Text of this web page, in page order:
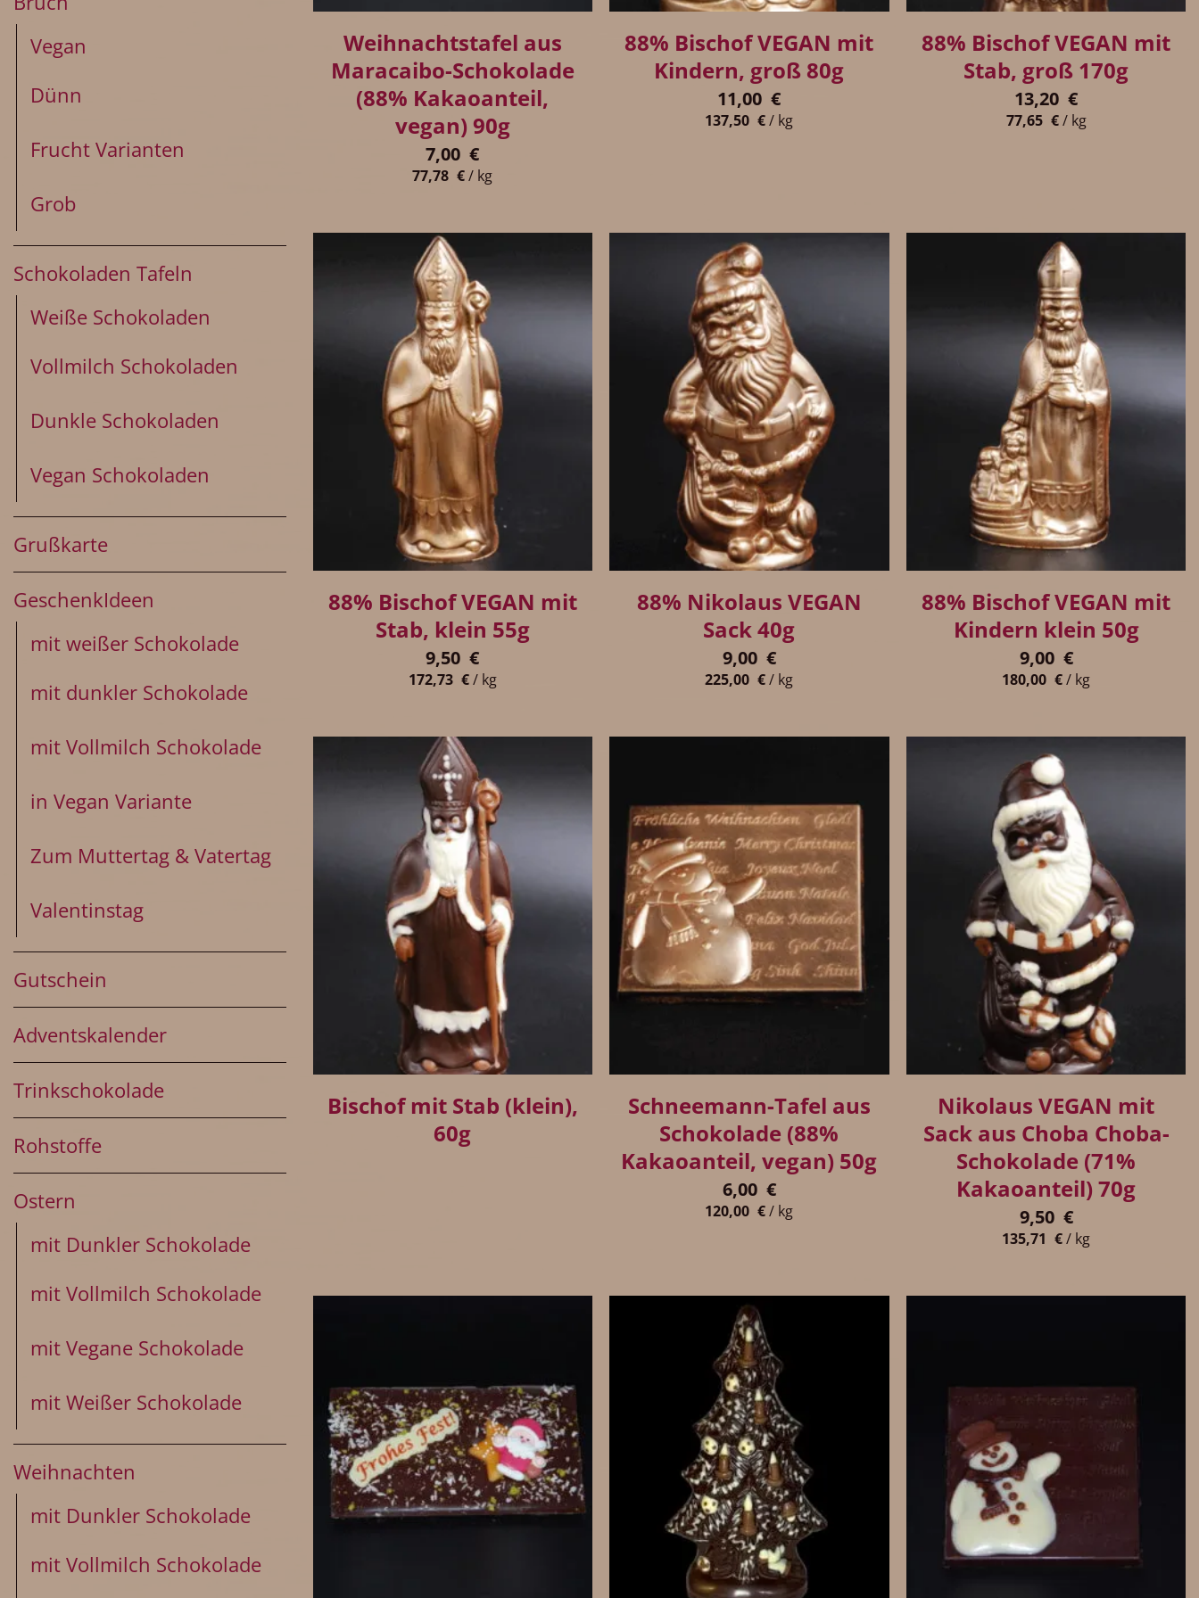
Vegan
Dünn
Frucht Varianten
Grob
Schokoladen Tafeln
Weiße Schokoladen
Vollmilch Schokoladen
Dunkle Schokoladen
Vegan Schokoladen
Grußkarte
GeschenkIdeen
mit weißer Schokolade
mit dunkler Schokolade
mit Vollmilch Schokolade
in Vegan Variante
Zum Muttertag & Vatertag
Valentinstag
Gutschein
Adventskalender
Trinkschokolade
Rohstoffe
Ostern
mit Dunkler Schokolade
mit Vollmilch Schokolade
mit Vegane Schokolade
mit Weißer Schokolade
Weihnachten
mit Dunkler Schokolade
mit Vollmilch Schokolade
Weihnachtstafel aus
Maracaibo-Schokolade
(88% Kakaoanteil,
vegan) 90g
7,00 €
77,78 €/ kg
88% Bischof VEGAN mit
Kindern, groß 80g
11,00 €
137,50 €/ kg
88% Bischof VEGAN mit
Stab, groß 170g
13,20 €
77,65 €/ kg
88% Bischof VEGAN mit
Stab, klein 55g
9,50 €
172,73 €/ kg
88% Nikolaus VEGAN
Sack 40g
9,00 €
225,00 €/ kg
88% Bischof VEGAN mit
Kindern klein 50g
9,00 €
180,00 €/ kg
Bischof mit Stab (klein),
60g
Schneemann-Tafel aus
Schokolade (88%
Kakaoanteil, vegan) 50g
6,00 €
120,00 €/ kg
Nikolaus VEGAN mit
Sack aus Choba Choba-
Schokolade (71%
Kakaoanteil) 70g
9,50 €
135,71 €/ kg